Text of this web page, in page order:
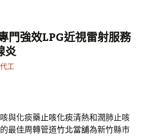
門強效LPG近視雷射服務
炎
工
與化痰藥止咳化痰清熱和潤肺止咳
最佳周轉管道竹北當舖為新竹縣市